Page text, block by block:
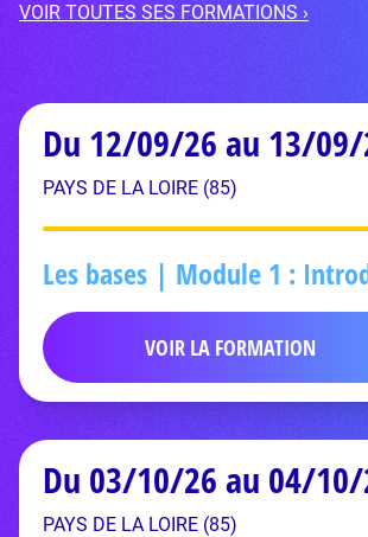
VOIR TOUTES SES FORMATIONS ›
Du 12/09/26 au 13/
PAYS DE LA LOIRE (85)
Les bases | Module 1 :
VOIR LA FORMATION
Du 03/10/26 au 04/
PAYS DE LA LOIRE (85)